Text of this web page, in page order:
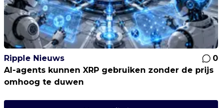
Ripple Nieuws
0
AI-agents kunnen XRP gebruiken zonder de prijs
omhoog te duwen